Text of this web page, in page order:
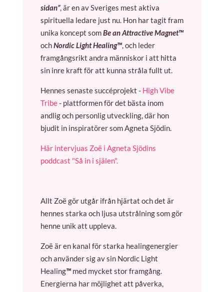
sidan”, är en av Sveriges mest aktiva
spirituella ledare just nu. Hon har tagit fram
unika koncept somBe an Attractive Magnet™
ochNordic Light Healing™, och leder
framgångsrikt andra människor i att hitta
sin inre kraft för att kunna stråla fullt ut.
Hennes senaste succéprojekt - High Vibe
Tribe- plattformen för det bästa inom
andlig och personlig utveckling, där hon
bjudit in inspiratörer som Agneta Sjödin.
Här intervjuas Zoë i Agneta Sjödins
poddcast "Så in i själen".
Allt Zoë gör utgår ifrån hjärtat och det är
hennes starka och ljusa utstrålning som gör
henne unik att uppleva.
Zoë är en kanal för starka healingenergier
och använder sig av sin Nordic Light
Healing™med mycket stor framgång.
Energierna har möjlighet att påverka,